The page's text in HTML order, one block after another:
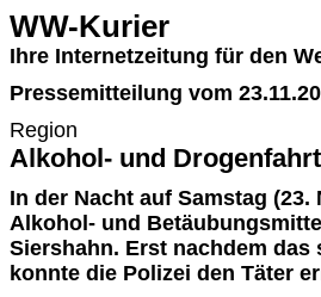
WW-Kurier
Ihre Internetzeitung für den
Pressemitteilung vom
Region
Alkohol- und
In der Nacht auf Samstag
Alkohol- und
Siershahn. Erst nachdem
konnte die Polizei den Täter